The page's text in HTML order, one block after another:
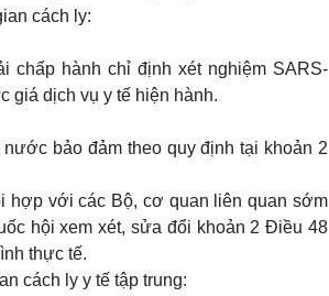
cách ly:
chấp hành chỉ định xét nghiệm SARS-
giá dịch vụ y tế hiện hành.
bảo đảm theo quy định tại khoản 2
với các Bộ, cơ quan liên quan sớm
hội xem xét, sửa đổi khoản 2 Điều 48
thực tế.
cách ly y tế tập trung: